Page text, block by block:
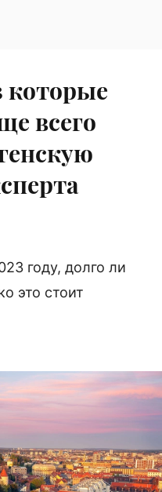
которые
всего
году, долго ли
это стоит